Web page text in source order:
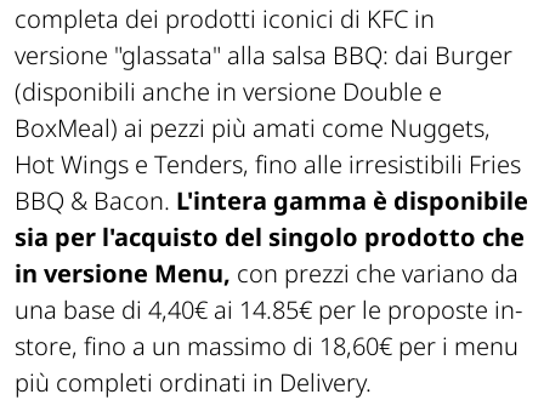
completa dei prodotti iconici di KFC in
versione "glassata" alla salsa BBQ: dai Burger
(disponibili anche in versione Double e
BoxMeal) ai pezzi più amati come Nuggets,
Hot Wings e Tenders, fino alle irresistibili Fries
BBQ & Bacon. L'intera gamma è disponibile
sia per l'acquisto del singolo prodotto che
in versione Menu, con prezzi che variano da
una base di 4,40€ ai 14.85€ per le proposte in-
store, fino a un massimo di 18,60€ per i menu
più completi ordinati in Delivery.